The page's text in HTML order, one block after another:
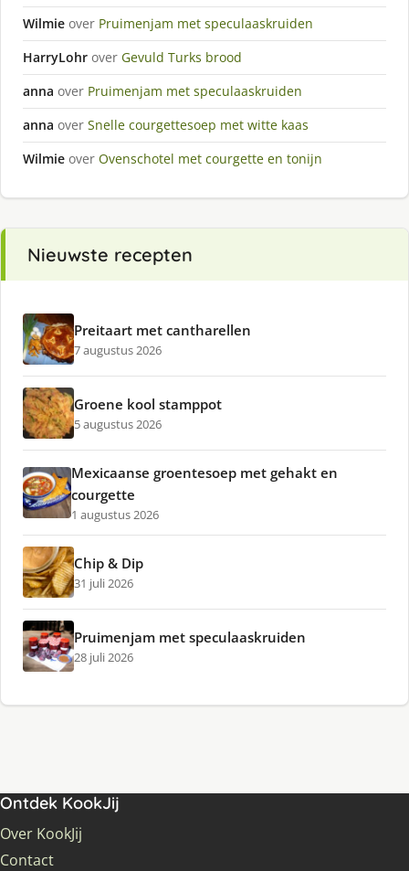
Wilmie over Pruimenjam met speculaaskruiden
HarryLohr over Gevuld Turks brood
anna over Pruimenjam met speculaaskruiden
anna over Snelle courgettesoep met witte kaas
Wilmie over Ovenschotel met courgette en tonijn
Nieuwste recepten
Preitaart met cantharellen
7 augustus 2026
Groene kool stamppot
5 augustus 2026
Mexicaanse groentesoep met gehakt en
courgette
1 augustus 2026
Chip & Dip
31 juli 2026
Pruimenjam met speculaaskruiden
28 juli 2026
Ontdek KookJij
Over KookJij
Contact